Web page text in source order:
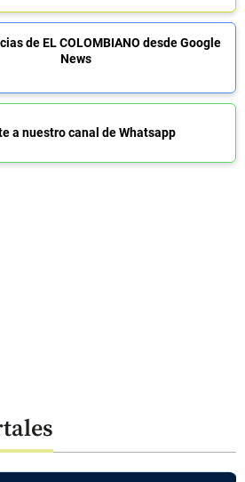
de EL COLOMBIANO desde Google
News
a nuestro canal de Whatsapp